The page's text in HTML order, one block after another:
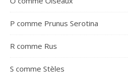
P comme Prunus Serotina
R comme Rus
S comme Stèles